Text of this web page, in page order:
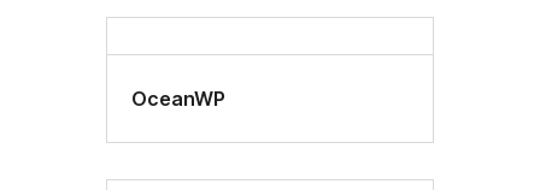
OceanWP